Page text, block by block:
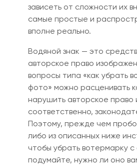
зависеть от сложности их
самые простые и
вполне реально.
Водяной знак — это
авторское право
вопросы типа «как убрать
фото» можно расценивать к
нарушить авторское право
соответственно,
Поэтому, прежде чем
либо из описанных ниже
чтобы убрать вотермарку с
подумайте, нужно ли оно